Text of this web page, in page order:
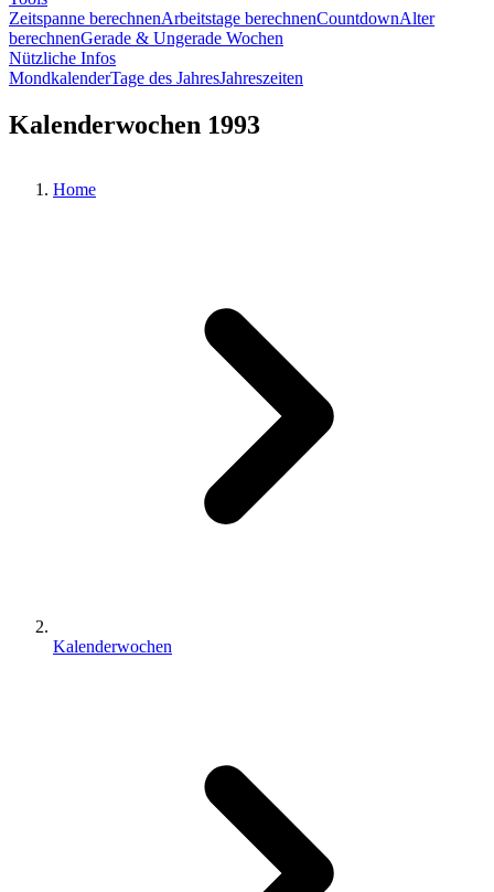
Zeitspanne berechnenArbeitstage berechnenCountdownAlter
berechnenGerade & Ungerade Wochen
Nützliche Infos
MondkalenderTage des JahresJahreszeiten
Kalenderwochen 1993
Home
Kalenderwochen